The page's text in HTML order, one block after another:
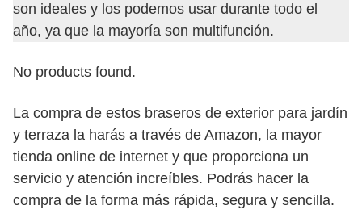
son ideales y los podemos usar durante todo el
año, ya que la mayoría son multifunción.
No products found.
La compra de estos braseros de exterior para jardín
y terraza la harás a través de Amazon, la mayor
tienda online de internet y que proporciona un
servicio y atención increíbles. Podrás hacer la
compra de la forma más rápida, segura y sencilla.